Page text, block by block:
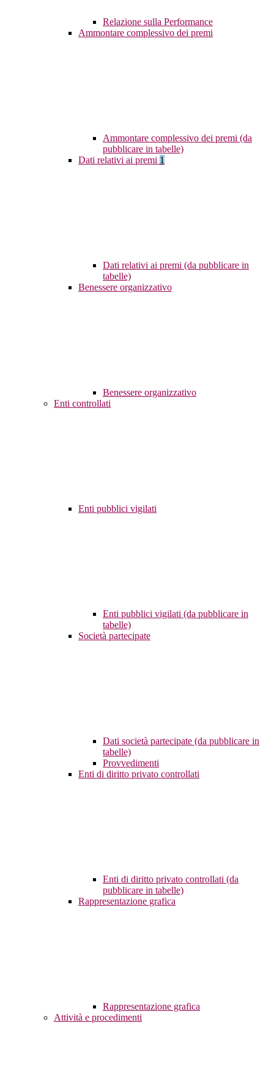
Relazione sulla Performance
Ammontare complessivo dei premi
Ammontare complessivo dei premi (da
pubblicare in tabelle)
Dati relativi ai premi 1
Dati relativi ai premi (da pubblicare in
tabelle)
Benessere organizzativo
Benessere organizzativo
Enti controllati
Enti pubblici vigilati
Enti pubblici vigilati (da pubblicare in
tabelle)
Società partecipate
Dati società partecipate (da pubblicare in
tabelle)
Provvedimenti
Enti di diritto privato controllati
Enti di diritto privato controllati (da
pubblicare in tabelle)
Rappresentazione grafica
Rappresentazione grafica
Attività e procedimenti